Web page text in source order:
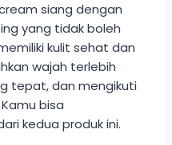
siang dengan
yang tidak boleh
kulit sehat dan
wajah terlebih
tepat, dan mengikuti
bisa
kedua produk ini.